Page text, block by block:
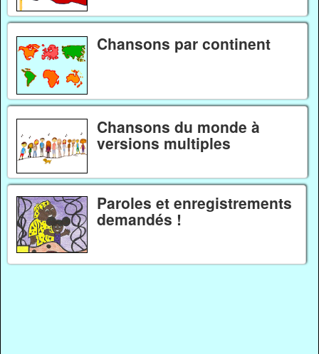
Chansons par continent
Chansons du monde à
versions multiples
Paroles et enregistrements
demandés !